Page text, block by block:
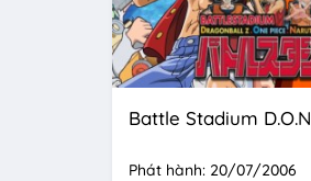
Battle Stadium D.O.N
Phát hành: 20/07/2006